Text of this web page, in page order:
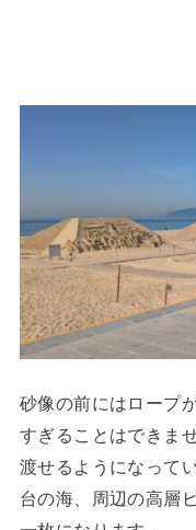
砂像の前にはロープ
すぎることはできま
渡せるようになって
台の海、周辺の高層